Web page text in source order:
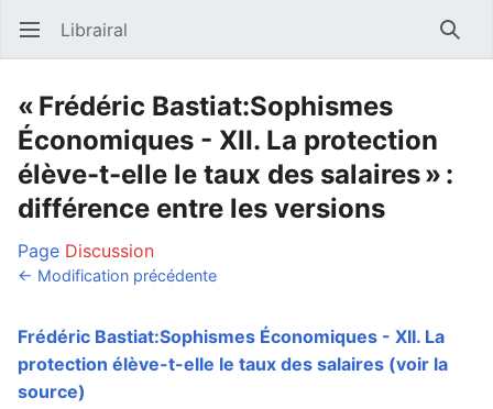
Ouvrir le menu principal Librairal
« Frédéric Bastiat:Sophismes
Économiques - XII. La protection
élève-t-elle le taux des salaires » :
différence entre les versions
Page Discussion
← Modification précédente
Frédéric Bastiat:Sophismes Économiques - XII. La
protection élève-t-elle le taux des salaires (voir la
source)